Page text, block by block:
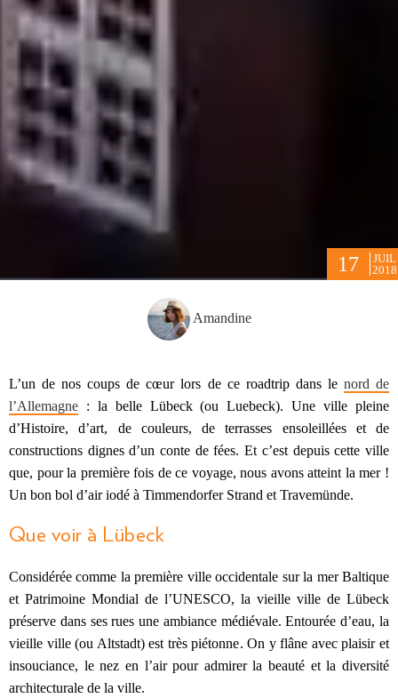
17
JUIL
2018
Amandine
L’un de nos coups de cœur lors de ce roadtrip dans le nord de
l’Allemagne : la belle Lübeck (ou Luebeck). Une ville pleine
d’Histoire, d’art, de couleurs, de terrasses ensoleillées et de
constructions dignes d’un conte de fées. Et c’est depuis cette ville
que, pour la première fois de ce voyage, nous avons atteint la mer !
Un bon bol d’air iodé à Timmendorfer Strand et Travemünde.
Que voir à Lübeck
Considérée comme la première ville occidentale sur la mer Baltique
et Patrimoine Mondial de l’UNESCO, la vieille ville de Lübeck
préserve dans ses rues une ambiance médiévale. Entourée d’eau, la
vieille ville (ou Altstadt) est très piétonne. On y flâne avec plaisir et
insouciance, le nez en l’air pour admirer la beauté et la diversité
architecturale de la ville.